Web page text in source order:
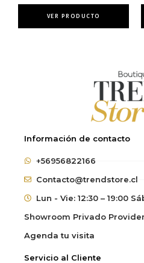
VER PRODUCTO
Información de contacto
+56956822166
Contacto@trendstore.cl
Lun - Vie: 12:30 – 19:00
Showroom Privado
Agenda tu visita
Servicio al Cliente